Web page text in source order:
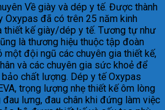
Về giày và dép y tế. Được thành
Oxypas đã có trên 25 năm kinh
thiết kế giày/dép y tế. Tương tự như
là thương hiệu thuộc tập đoàn
một đội ngũ các chuyên gia thiết kế,
và các chuyên gia sức khoẻ để
chất lượng. Dép y tế Oxypas
trọng lượng nhẹ thiết kế ôm lòng
lưng, đau chân khi đứng làm việc